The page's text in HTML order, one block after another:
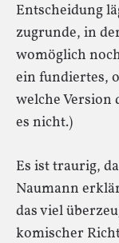
Entscheidung
zugrunde, in
womöglich
ein fundiertes,
welche Version
es nicht.)
Es ist traurig,
Naumann
das viel
komischer